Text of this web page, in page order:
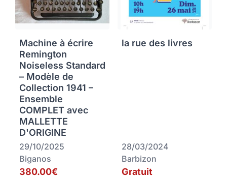
Machine à écrire
Remington
Noiseless Standard
– Modèle de
Collection 1941 –
Ensemble
COMPLET avec
MALLETTE
D'ORIGINE
29/10/2025
Biganos
380.00€
la rue des livres
28/03/2024
Barbizon
Gratuit